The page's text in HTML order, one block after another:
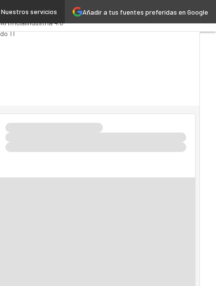
Añadir a tus fuentes preferidas en Google
Nuestros servicios
Administración Pública
ArtificialIndustria 4.0
TI